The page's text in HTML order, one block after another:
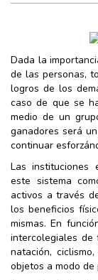
Dada la
de las personas,
logros de los
caso de que se
medio de un
ganadores será
continuar
Las instituciones
este sistema
activos a través
los beneficios
mismas. En
intercolegiales de
natación,
objetos a modo